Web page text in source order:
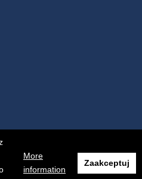
More
information
Zaakceptuj
All rights reserved.